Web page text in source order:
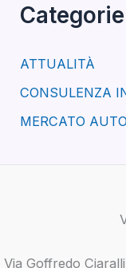
Categorie
ATTUALITÀ
CONSULENZA
MERCATO AUTO
Via Goffredo